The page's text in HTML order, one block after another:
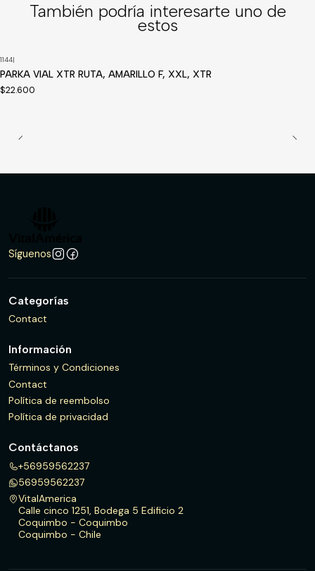
También podría interesarte uno de
estos
1144|
PARKA VIAL XTR RUTA, AMARILLO F, XXL, XTR
$22.600
Síguenos
Categorías
Contact
Información
Términos y Condiciones
Contact
Política de reembolso
Política de privacidad
Contáctanos
+56959562237
56959562237
VitalAmerica
Calle cinco 1251, Bodega 5 Edificio 2
Coquimbo - Coquimbo
Coquimbo - Chile